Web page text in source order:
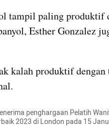
tampil paling produktif
Esther Gonzalez
kalah produktif
penghargaan Pelatih
2023 di London pada 15